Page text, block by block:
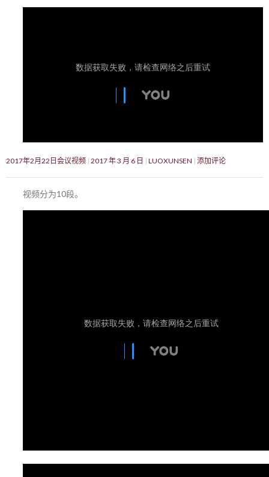
2017年2月22日会议视频 2017 年 3 月 6 日 LUOXUNSEN 添加评论
视频分为10段。